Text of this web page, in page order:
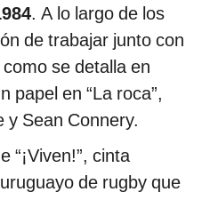
. A lo largo de los
de trabajar junto con
se detalla en
papel en “La roca”,
y Sean Connery.
“¡Viven!”, cinta
de rugby que